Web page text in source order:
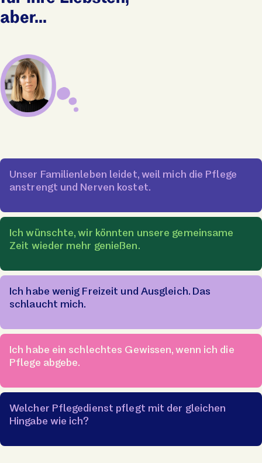
aber...
Unser Familienleben leidet, weil mich die Pflege
anstrengt und Nerven kostet.
Ich wünschte, wir könnten unsere gemeinsame
Zeit wieder mehr genießen.
Ich habe wenig Freizeit und Ausgleich. Das
schlaucht mich.
Ich habe ein schlechtes Gewissen, wenn ich die
Pflege abgebe.
Welcher Pflegedienst pflegt mit der gleichen
Hingabe wie ich?